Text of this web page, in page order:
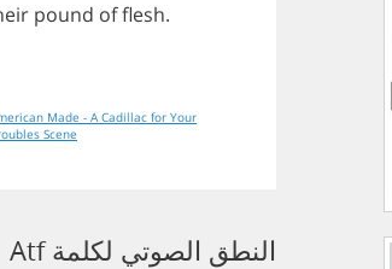
pound offlesh.
Made - A Cadillac for Your
Scene
النطق الصوتي لكلمة Atf